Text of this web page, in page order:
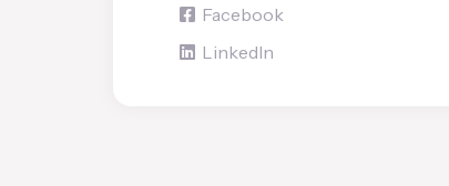
Facebook
LinkedIn